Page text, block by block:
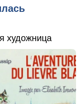
художница